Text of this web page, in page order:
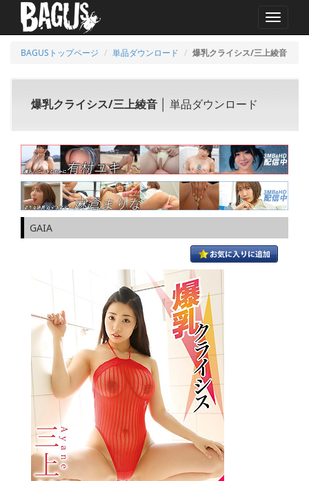
MENU
BAGUSトップページ 単品ダウンロード 爆乳クライシス/三上綾音
爆乳クライシス/三上綾音 │ 単品ダウンロード
GAIA